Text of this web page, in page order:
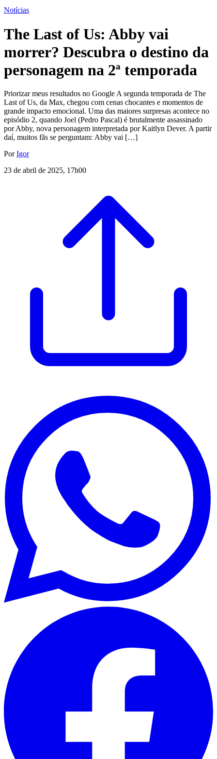
Notícias
The Last of Us: Abby vai
morrer? Descubra o destino da
personagem na 2ª temporada
Priorizar meus resultados no Google A segunda temporada de The
Last of Us, da Max, chegou com cenas chocantes e momentos de
grande impacto emocional. Uma das maiores surpresas acontece no
episódio 2, quando Joel (Pedro Pascal) é brutalmente assassinado
por Abby, nova personagem interpretada por Kaitlyn Dever. A partir
daí, muitos fãs se perguntam: Abby vai […]
PorIgor
23 de abril de 2025, 17h00